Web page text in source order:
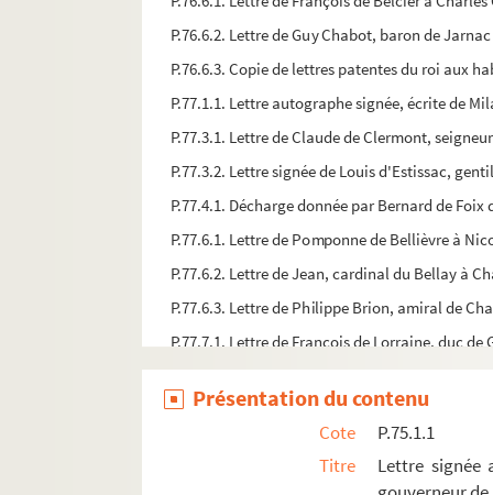
P.76.6.2. Lettre de Guy Chabot, baron de
P.76.6.3. Copie de lettres patentes du roi aux
P.77.1.1. Lettre autographe signée, écrite de
P.77.3.1. Lettre de Claude de Clermont,
P.77.3.2. Lettre signée de Louis d'Estissac,
P.77.4.1. Décharge donnée par Bernard de
P.77.6.1. Lettre de Pomponne de Bellièvre à
P.77.6.2. Lettre de Jean, cardinal du Bellay à
P.77.6.3. Lettre de Philippe Brion, amiral de
P.77.7.1. Lettre de François de Lorraine, duc
P.77.7.2. Lettre de Henri IV au capitaine Jentyl
P.77.7.3. Lettre de Sully aux trésoriers
P.77.7.4. Lettre du cardinal de Tournon à la
P.77.8.1. Extrait des comptes de Thomas
Présentation du contenu
Cote
P.75.1.1
Titre
Lettre signée